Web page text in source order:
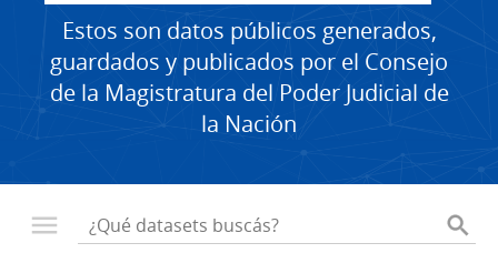
Estos son datos públicos generados,
guardados y publicados por el Consejo
de la Magistratura del Poder Judicial de
la Nación